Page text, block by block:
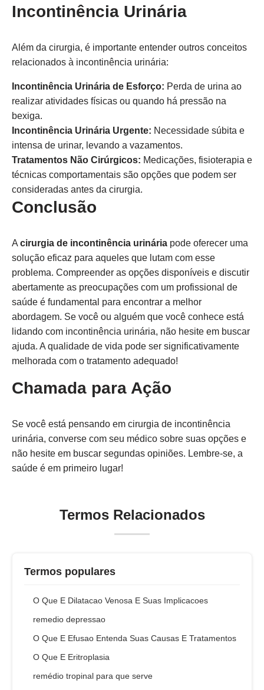
Incontinência Urinária
Além da cirurgia, é importante entender outros conceitos
relacionados à incontinência urinária:
Incontinência Urinária de Esforço: Perda de urina ao
realizar atividades físicas ou quando há pressão na
bexiga.
Incontinência Urinária Urgente: Necessidade súbita e
intensa de urinar, levando a vazamentos.
Tratamentos Não Cirúrgicos: Medicações, fisioterapia e
técnicas comportamentais são opções que podem ser
consideradas antes da cirurgia.
Conclusão
A cirurgia de incontinência urinária pode oferecer uma
solução eficaz para aqueles que lutam com esse
problema. Compreender as opções disponíveis e discutir
abertamente as preocupações com um profissional de
saúde é fundamental para encontrar a melhor
abordagem. Se você ou alguém que você conhece está
lidando com incontinência urinária, não hesite em buscar
ajuda. A qualidade de vida pode ser significativamente
melhorada com o tratamento adequado!
Chamada para Ação
Se você está pensando em cirurgia de incontinência
urinária, converse com seu médico sobre suas opções e
não hesite em buscar segundas opiniões. Lembre-se, a
saúde é em primeiro lugar!
Termos Relacionados
Termos populares
O Que E Dilatacao Venosa E Suas Implicacoes
remedio depressao
O Que E Efusao Entenda Suas Causas E Tratamentos
O Que E Eritroplasia
remédio tropinal para que serve